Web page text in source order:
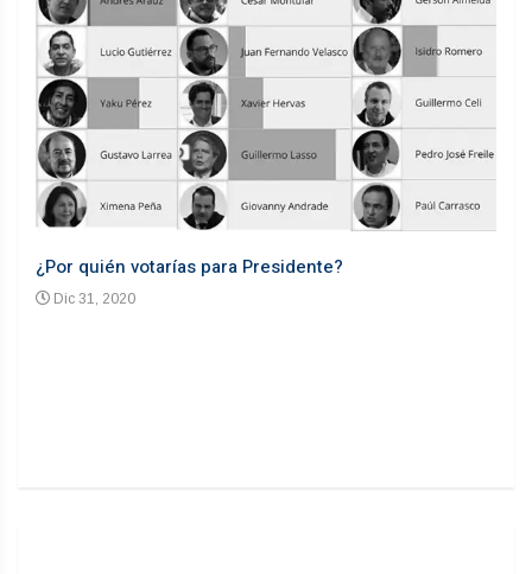
¿Por quién votarías para Presidente?
Dic 31, 2020